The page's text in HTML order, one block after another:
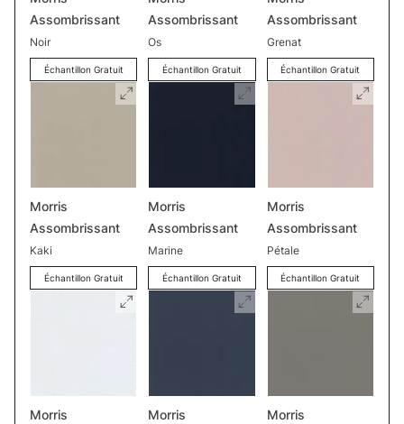
Assombrissant
Noir
Échantillon Gratuit
Assombrissant
Os
Échantillon Gratuit
Assombrissant
Grenat
Échantillon Gratuit
Morris
Assombrissant
Kaki
Échantillon Gratuit
Morris
Assombrissant
Marine
Échantillon Gratuit
Morris
Assombrissant
Pétale
Échantillon Gratuit
Morris
Morris
Morris